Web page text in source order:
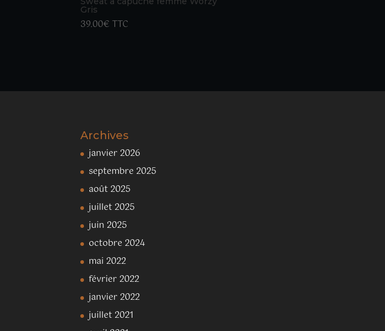
Gris
39.00€ TTC
Archives
janvier 2026
septembre 2025
août 2025
juillet 2025
juin 2025
octobre 2024
mai 2022
février 2022
janvier 2022
juillet 2021